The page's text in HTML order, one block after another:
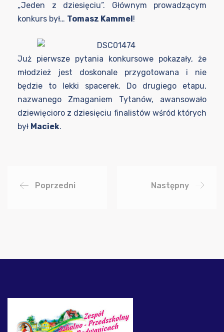
„Jeden z dziesięciu”. Głównym prowadzącym
konkurs był… Tomasz Kammel!
Już pierwsze pytania konkursowe pokazały, że
młodzież jest doskonale przygotowana i nie
będzie to lekki spacerek. Do drugiego etapu,
nazwanego Zmaganiem Tytanów, awansowało
dziewięcioro z dziesięciu finalistów wśród których
był Maciek.
Poprzedni Następny